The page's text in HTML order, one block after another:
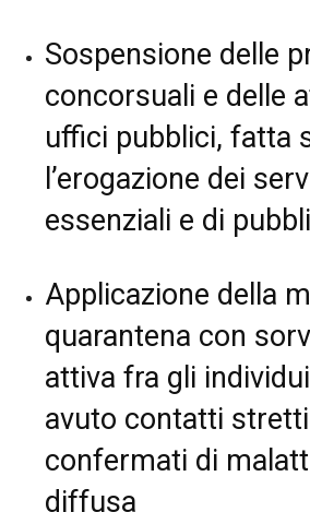
Sospensione delle
concorsuali e delle
uffici pubblici, fatta
l’erogazione dei
essenziali e di
Applicazione della
quarantena con
attiva fra gli
avuto contatti
confermati di
diffusa